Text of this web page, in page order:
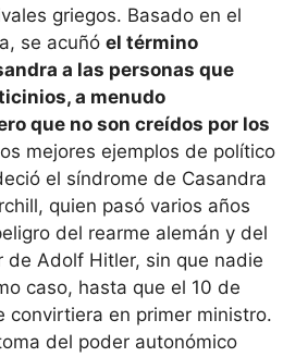
griegos. Basado en el
se acuñó el término
a las personas que
a menudo
que no son creídos por los
mejores ejemplos de político
el síndrome de Casandra
quien pasó varios años
del rearme alemán y del
de Adolf Hitler, sin que nadie
caso, hasta que el 10 de
convirtiera en primer ministro.
del poder autonómico